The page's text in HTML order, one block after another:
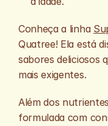
Conheça a linha
Quatree! Ela está
sabores deliciosos
mais exigentes.
Além dos
formulada com